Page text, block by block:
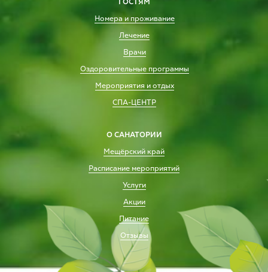
Номера и проживание
Лечение
Врачи
Оздоровительные программы
Мероприятия и отдых
СПА-ЦЕНТР
О САНАТОРИИ
Мещёрский край
Расписание мероприятий
Услуги
Акции
Питание
Отзывы